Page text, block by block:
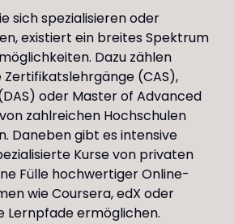
sich spezialisieren oder
existiert ein breites Spektrum
Dazu zählen
(CAS),
oder Master of Advanced
zahlreichen Hochschulen
Daneben gibt es intensive
Kurse von privaten
Fülle hochwertiger Online-
wie Coursera, edX oder
Lernpfade ermöglichen.